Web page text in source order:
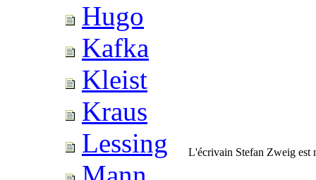
Hugo
Kafka
Kleist
Kraus
Lessing
L'écrivain Stefan Zweig est